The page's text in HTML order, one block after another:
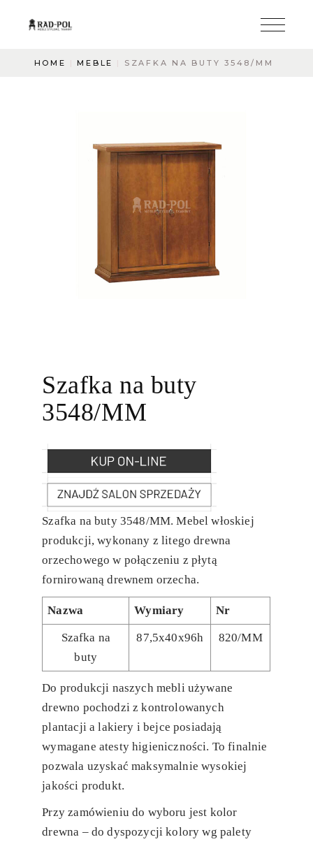
HOME MEBLE SZAFKA NA BUTY 3548/MM
Szafka na buty
3548/MM
Szafka na buty 3548/MM. Mebel włoskiej
produkcji, wykonany z litego drewna
orzechowego w połączeniu z płytą
fornirowaną drewnem orzecha.
Nazwa Wymiary Nr
Szafka na
buty
87,5x40x96h 820/MM
Do produkcji naszych mebli używane
drewno pochodzi z kontrolowanych
plantacji a lakiery i bejce posiadają
wymagane atesty higieniczności. To finalnie
pozwala uzyskać maksymalnie wysokiej
jakości produkt.
Przy zamówieniu do wyboru jest kolor
drewna – do dyspozycji kolory wg palety